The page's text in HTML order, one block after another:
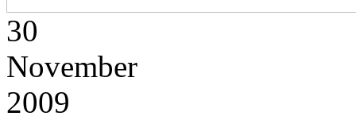
30
November
2009